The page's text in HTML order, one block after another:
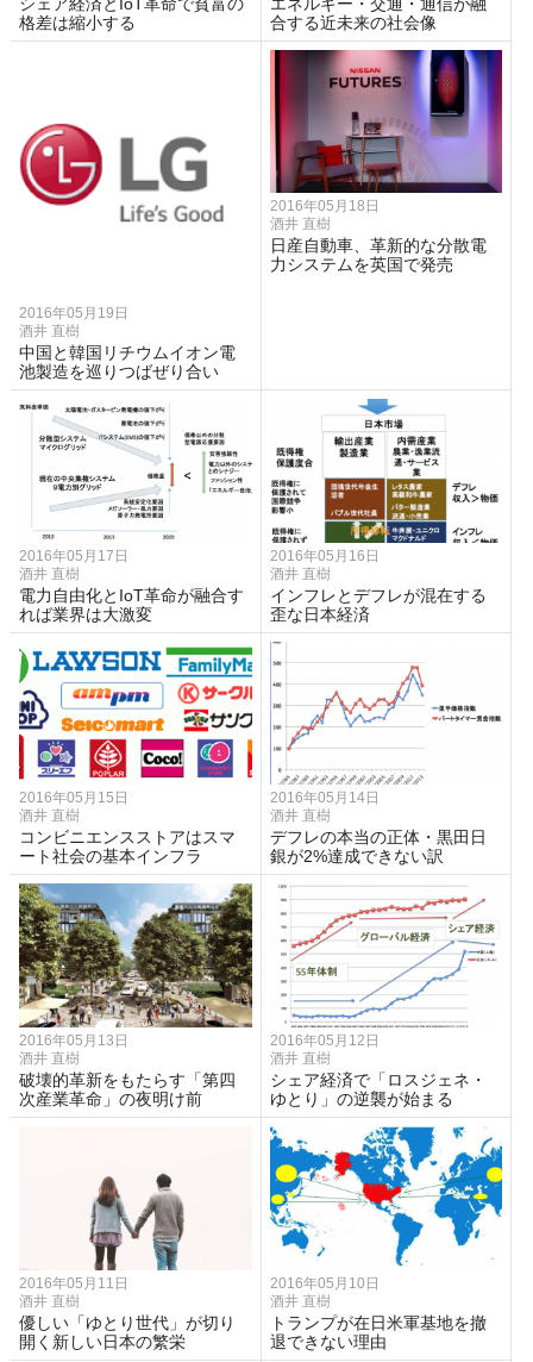
格差は縮小する
合する近未来の社会像
2016年05月19日
酒井 直樹
中国と韓国リチウムイオン電
池製造を巡りつばぜり合い
2016年05月18日
酒井 直樹
日産自動車、革新的な分散電
力システムを英国で発売
2016年05月17日
酒井 直樹
電力自由化とIoT革命が融合す
れば業界は大激変
2016年05月16日
酒井 直樹
インフレとデフレが混在する
歪な日本経済
2016年05月15日
酒井 直樹
コンビニエンスストアはスマ
ート社会の基本インフラ
2016年05月14日
酒井 直樹
デフレの本当の正体・黒田日
銀が2%達成できない訳
2016年05月13日
酒井 直樹
破壊的革新をもたらす「第四
次産業革命」の夜明け前
2016年05月12日
酒井 直樹
シェア経済で「ロスジェネ・
ゆとり」の逆襲が始まる
2016年05月11日
酒井 直樹
優しい「ゆとり世代」が切り
開く新しい日本の繁栄
2016年05月10日
酒井 直樹
トランプが在日米軍基地を撤
退できない理由